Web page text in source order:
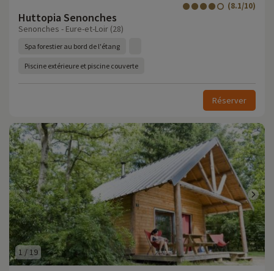
Huttopia Senonches
(8.1/10)
Senonches - Eure-et-Loir (28)
Spa forestier au bord de l'étang
Piscine extérieure et piscine couverte
Réserver
1 / 19